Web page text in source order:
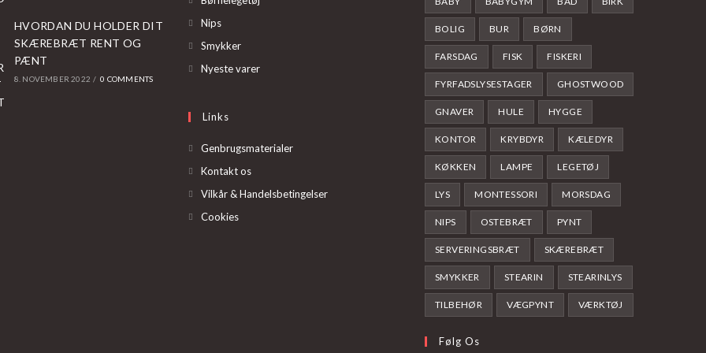
HVORDAN DU HOLDER DIT
SKÆREBRÆT RENT OG
PÆNT
8. NOVEMBER 2022 / 0 COMMENTS
NipsOpens
in
SmykkerOpens
in
Nyeste varerOpens
tab
Links
Genbrugsmaterialer
Kontakt os
Vilkår & Handelsbetingelser
Cookies
BOLIG BUR BØRN
FARSDAG FISK FISKERI
FYRFADSLYSESTAGER GHOSTWOOD
GNAVER HULE HYGGE
KONTOR KRYBDYR KÆLEDYR
KØKKEN LAMPE LEGETØJ
LYS MONTESSORI MORSDAG
NIPS OSTEBRÆT PYNT
SERVERINGSBRÆT SKÆREBRÆT
SMYKKER STEARIN STEARINLYS
TILBEHØR VÆGPYNT VÆRKTØJ
Følg Os